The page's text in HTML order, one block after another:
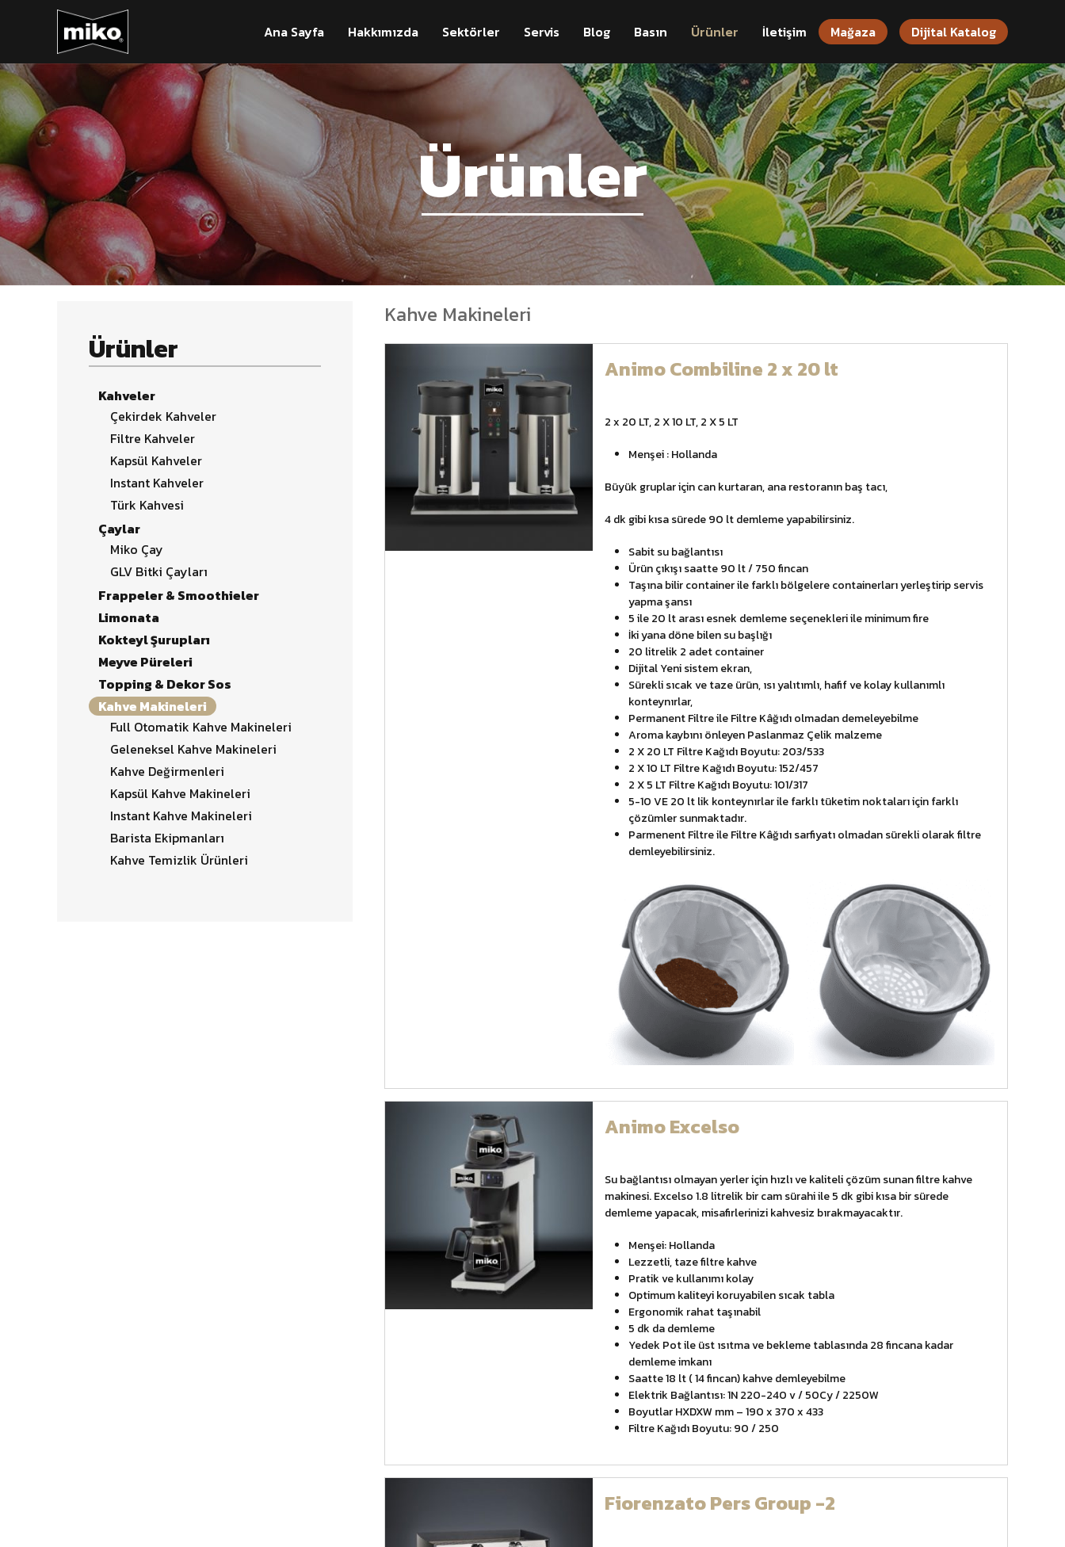
Ana Sayfa Hakkımızda Sektörler Servis Blog Basın Ürünler İletişim Mağaza Dijital Katalog
Ürünler
Ürünler
Kahveler
Çekirdek Kahveler
Filtre Kahveler
Kapsül Kahveler
Instant Kahveler
Türk Kahvesi
Çaylar
Miko Çay
GLV Bitki Çayları
Frappeler & Smoothieler
Limonata
Kokteyl Şurupları
Meyve Püreleri
Topping & Dekor Sos
Kahve Makineleri
Full Otomatik Kahve Makineleri
Geleneksel Kahve Makineleri
Kahve Değirmenleri
Kapsül Kahve Makineleri
Instant Kahve Makineleri
Barista Ekipmanları
Kahve Temizlik Ürünleri
Kahve Makineleri
Animo Combiline 2 x 20 lt
2 x 20 LT, 2 X 10 LT, 2 X 5 LT
Menşei : Hollanda
Büyük gruplar için can kurtaran, ana restoranın baş tacı,
4 dk gibi kısa sürede 90 lt demleme yapabilirsiniz.
Sabit su bağlantısı
Ürün çıkışı saatte 90 lt / 750 fincan
Taşına bilir container ile farklı bölgelere containerları yerleştirip servis
yapma şansı
5 ile 20 lt arası esnek demleme seçenekleri ile minimum fire
İki yana döne bilen su başlığı
20 litrelik 2 adet container
Dijital Yeni sistem ekran,
Sürekli sıcak ve taze ürün, ısı yalıtımlı, hafif ve kolay kullanımlı
konteynırlar,
Permanent Filtre ile Filtre Kâğıdı olmadan demeleyebilme
Aroma kaybını önleyen Paslanmaz Çelik malzeme
2 X 20 LT Filtre Kağıdı Boyutu: 203/533
2 X 10 LT Filtre Kağıdı Boyutu: 152/457
2 X 5 LT Filtre Kağıdı Boyutu: 101/317
5-10 VE 20 lt lik konteynırlar ile farklı tüketim noktaları için farklı
çözümler sunmaktadır.
Parmenent Filtre ile Filtre Kâğıdı sarfiyatı olmadan sürekli olarak filtre
demleyebilirsiniz.
Animo Excelso
Su bağlantısı olmayan yerler için hızlı ve kaliteli çözüm sunan filtre kahve
makinesi. Excelso 1.8 litrelik bir cam sürahi ile 5 dk gibi kısa bir sürede
demleme yapacak, misafirlerinizi kahvesiz bırakmayacaktır.
Menşei: Hollanda
Lezzetli, taze filtre kahve
Pratik ve kullanımı kolay
Optimum kaliteyi koruyabilen sıcak tabla
Ergonomik rahat taşınabil
5 dk da demleme
Yedek Pot ile üst ısıtma ve bekleme tablasında 28 fincana kadar
demleme imkanı
Saatte 18 lt ( 14 fincan) kahve demleyebilme
Elektrik Bağlantısı: 1N 220-240 v / 50Cy / 2250W
Boyutlar HXDXW mm – 190 x 370 x 433
Filtre Kağıdı Boyutu: 90 / 250
Fiorenzato Pers Group -2